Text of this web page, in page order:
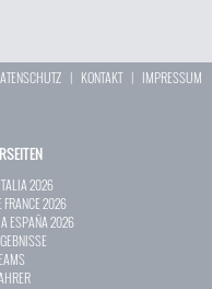
| KONTAKT| IMPRESSUM
2026
FRANCE 2026
ESPAÑA 2026